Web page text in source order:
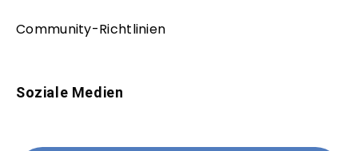
Community-Richtlinien
Soziale Medien